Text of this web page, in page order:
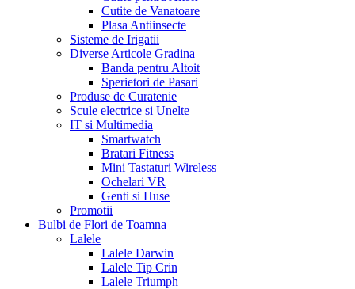
Cutite de Vanatoare
Plasa Antiinsecte
Sisteme de Irigatii
Diverse Articole Gradina
Banda pentru Altoit
Sperietori de Pasari
Produse de Curatenie
Scule electrice si Unelte
IT si Multimedia
Smartwatch
Bratari Fitness
Mini Tastaturi Wireless
Ochelari VR
Genti si Huse
Promotii
Bulbi de Flori de Toamna
Lalele
Lalele Darwin
Lalele Tip Crin
Lalele Triumph